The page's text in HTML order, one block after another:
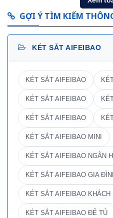
GỢI Ý TÌM KIẾM
KÉT SẮT AIFEIBAO
KÉT SẮT AIFEIBAO
KÉT SẮT AIFEIBAO
KÉT SẮT AIFEIBAO
KÉT SẮT AIFEIBAO MINI
KÉT SẮT AIFEIBAO NGÂN
KÉT SẮT AIFEIBAO GIA
KÉT SẮT AIFEIBAO KHÁCH
KÉT SẮT AIFEIBAO ĐỂ TỦ